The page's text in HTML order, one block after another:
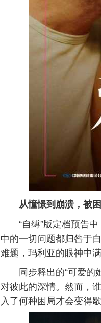
从憧憬到崩溃，被
“自缚”版定档预告
中的一切问题都归咎于
难题，玛利亚的眼神中
同步释出的“可爱
对彼此的深情。然而，
入了何种困局才会变得